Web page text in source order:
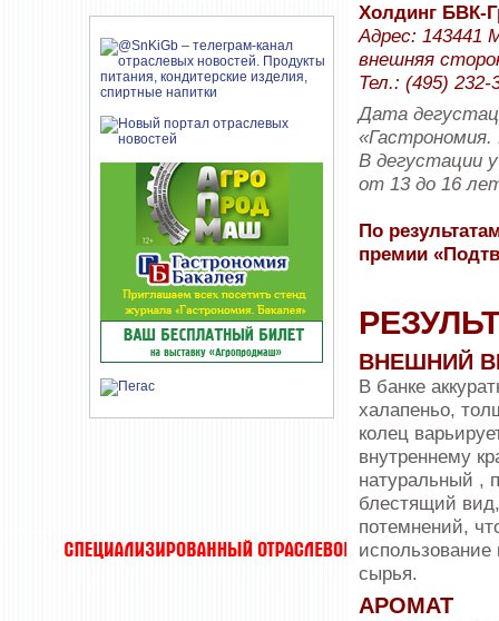
Холдинг БВК-
Адрес: 143441
внешняя
Тел.: (495) 232-
Дата
«Гастрономия.
В дегустации
от 13 до 16
По
премии
ВНЕШНИЙ
В банке
халапеньо,
колец
внутреннему
натуральный ,
блестящий
потемнений,
использование
сырья.
АРОМАТ